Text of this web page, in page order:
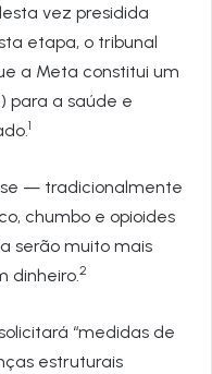
vez presidida
etapa, o tribunal
a Meta constitui um
para a saúde e
1
— tradicionalmente
chumbo e opioides
serão muito mais
dinheiro.2
“medidas de
estruturais